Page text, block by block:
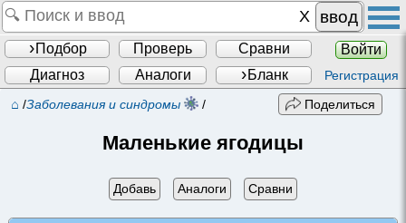
ввод
Подбор Проверь Сравни
Войти
Диагноз
Аналоги Бланк Регистрация
⌂ /Заболевания и синдромы / Поделиться
Маленькие ягодицы
Добавь Аналоги Сравни